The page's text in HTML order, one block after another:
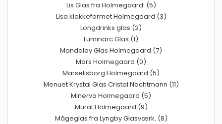
Lis Glas fra Holmegaard. (5)
Lisa klokkeformet Holmegaard (3)
Longdrinks glas (2)
Luminarc Glas (1)
Mandalay Glas Holmegaard (7)
Mars Holmegaard (0)
Marselisborg Holmegaard (5)
Menuet Krystal Glas Cristal Nachtmann (11)
Minerva Holmegaard (5)
Murat Holmegaard (9)
Mågeglas fra Lyngby Glasværk. (8)